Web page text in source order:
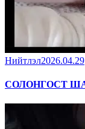
Нийтлэл2026.04.29
СОЛОНГОСТ